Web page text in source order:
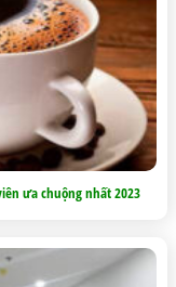
ưa chuộng nhất 2023